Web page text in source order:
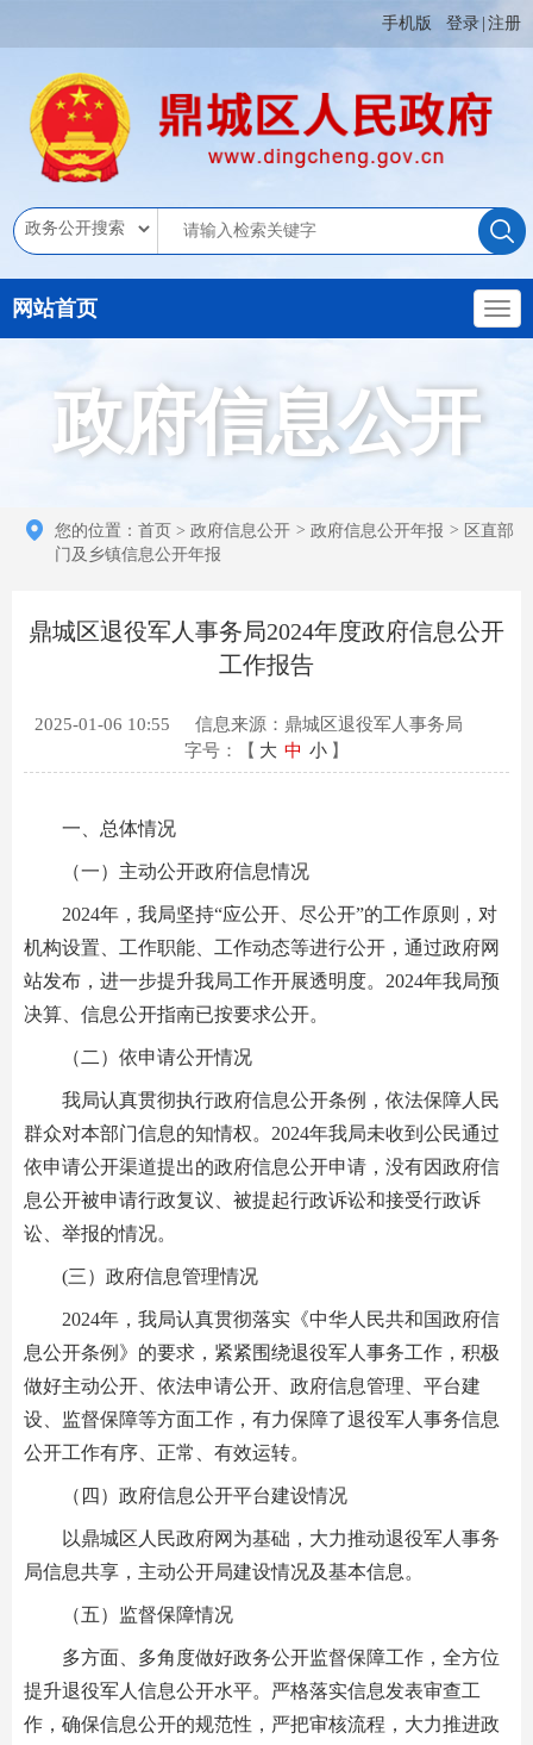
手机版 登录 注册
网站首页
政府信息公开
您的位置： 首页 > 政府信息公开 > 政府信息公开年报 > 区直部
门及乡镇信息公开年报
鼎城区退役军人事务局2024年度政府信息公开
工作报告
2025-01-06 10:55
信息来源：鼎城区退役军人事务局
字号：【 大 中 小 】
一、总体情况
（一）主动公开政府信息情况
2024年，我局坚持“应公开、尽公开”的工作原则，对
机构设置、工作职能、工作动态等进行公开，通过政府网
站发布，进一步提升我局工作开展透明度。2024年我局预
决算、信息公开指南已按要求公开。
（二）依申请公开情况
我局认真贯彻执行政府信息公开条例，依法保障人民
群众对本部门信息的知情权。2024年我局未收到公民通过
依申请公开渠道提出的政府信息公开申请，没有因政府信
息公开被申请行政复议、被提起行政诉讼和接受行政诉
讼、举报的情况。
(三）政府信息管理情况
2024年，我局认真贯彻落实《中华人民共和国政府信
息公开条例》的要求，紧紧围绕退役军人事务工作，积极
做好主动公开、依法申请公开、政府信息管理、平台建
设、监督保障等方面工作，有力保障了退役军人事务信息
公开工作有序、正常、有效运转。
（四）政府信息公开平台建设情况
以鼎城区人民政府网为基础，大力推动退役军人事务
局信息共享，主动公开局建设情况及基本信息。
（五）监督保障情况
多方面、多角度做好政务公开监督保障工作，全方位
提升退役军人信息公开水平。严格落实信息发表审查工
作，确保信息公开的规范性，严把审核流程，大力推进政